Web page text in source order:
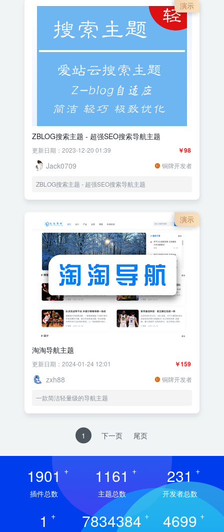
演示
ZBLOG搜索主题 - 超强SEO搜索导航主题
￥98
更新日期：2023-12-20 01:39
Jack0709 铜牌开发者
ZBLOG搜索主题 - 超强SEO搜索导航主题
演示
淘淘导航主题
￥159
更新日期：2024-01-24 12:01
zxh88 铜牌开发者
一款简洁轻量级的导航主题
1 下一页 尾页
1901 +
插件总数
1161 +
主题总数
231 +
开发者总数
1 + 7834384 + 4699 +